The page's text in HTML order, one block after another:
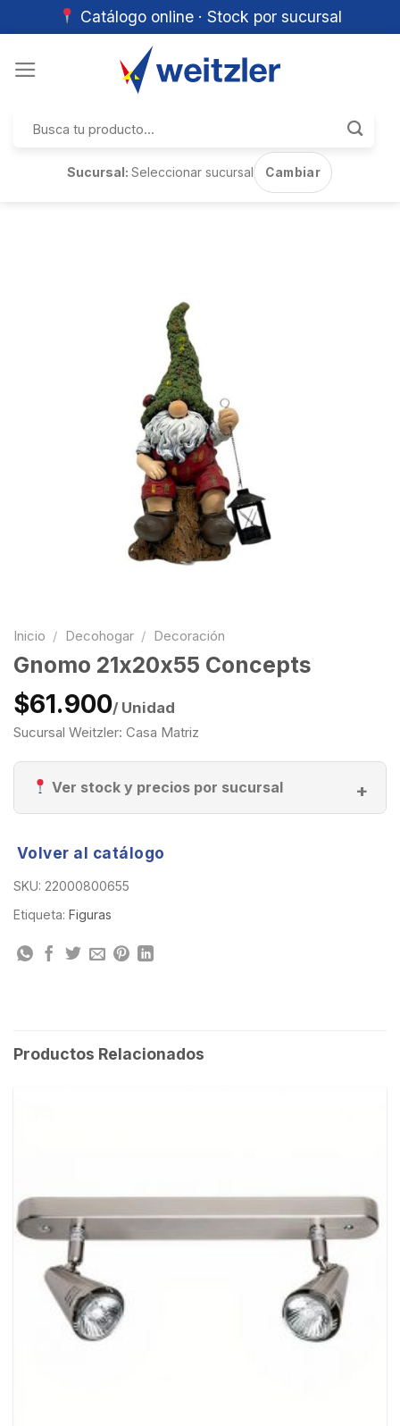
Catálogo online · Stock por sucursal
por:
Sucursal:Seleccionar sucursal Cambiar
Inicio / Decohogar / Decoración
Gnomo 21x20x55 Concepts
$61.900/ Unidad
Sucursal Weitzler: Casa Matriz
Ver stock y precios por sucursal
Volver al catálogo
SKU: 22000800655
Etiqueta: Figuras
Productos Relacionados